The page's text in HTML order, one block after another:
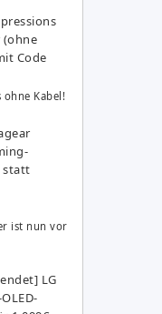
(ohne
Code
ohne Kabel!
statt
ist nun vor
LG